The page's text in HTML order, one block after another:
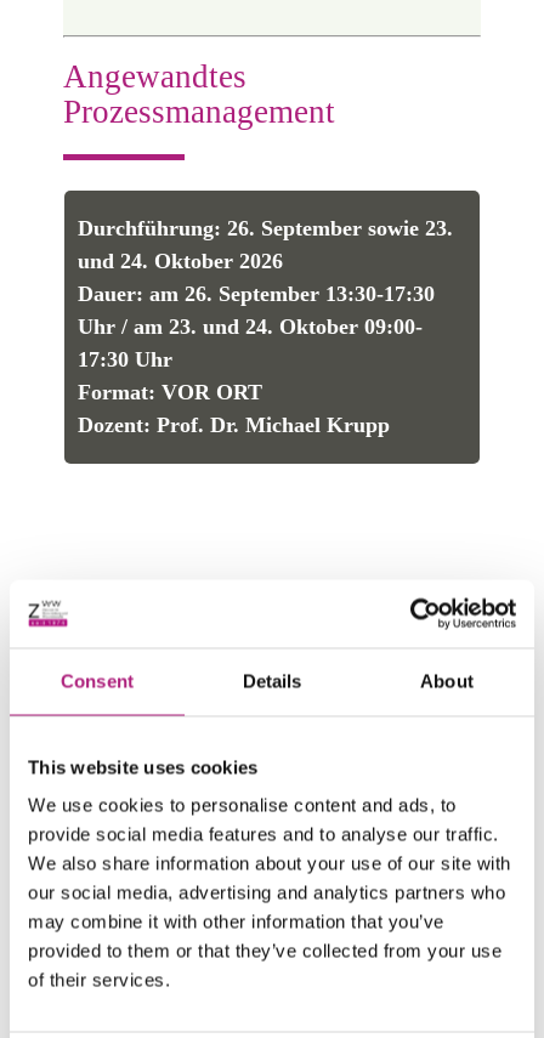
Consent Details About
This website uses cookies
We use cookies to personalise content and ads, to
provide social media features and to analyse our traffic.
We also share information about your use of our site with
our social media, advertising and analytics partners who
may combine it with other information that you’ve
provided to them or that they’ve collected from your use
of their services.
Angewandtes
Prozessmanagement
Durchführung: 26. September sowie 23.
und 24. Oktober 2026
Dauer: am 26. September 13:30-17:30
Uhr / am 23. und 24. Oktober 09:00-
17:30 Uhr
Format: VOR ORT
Dozent: Prof. Dr. Michael Krupp
Nur als Block
und Bewertung von Prozessen kennen.
Sie wenden diese Methoden bereits im Kurs an
einem konkreten Prozessbeispiel aus Ihrem Umfeld
an.
Sie lernen Verfahren zur zielgerichteten
Verbesserung und zur Priorisierung von
Verbesserungsmaßnahmen.